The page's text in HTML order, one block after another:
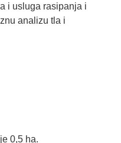
i usluga rasipanja i
analizu tla i
0,5 ha.